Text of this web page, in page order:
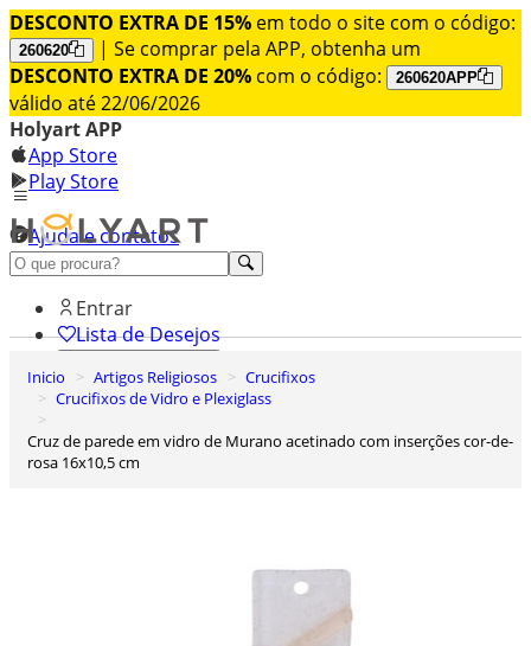
DESCONTO EXTRA DE 15% em todo o site com o código:
260620
| Se comprar pela APP, obtenha um
DESCONTO EXTRA DE 20% com o código: 260620APP
válido até 22/06/2026
Holyart APP
App Store
Play Store
Ajuda e contatos
Conheça premium
Entrar
Lista de Desejos
0
Carrinho de Compras
Inicio Artigos Religiosos
Crucifixos
Crucifixos de Vidro e Plexiglass
Cruz de parede em vidro de Murano acetinado com inserções cor-de-
rosa 16x10,5 cm